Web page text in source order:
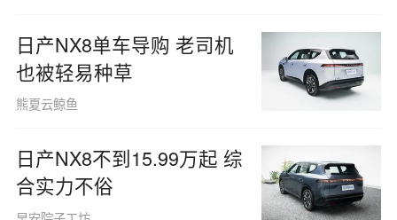
日产NX8单车导购 老司机
也被轻易种草
熊夏云鲸鱼
日产NX8不到15.99万起 综
合实力不俗